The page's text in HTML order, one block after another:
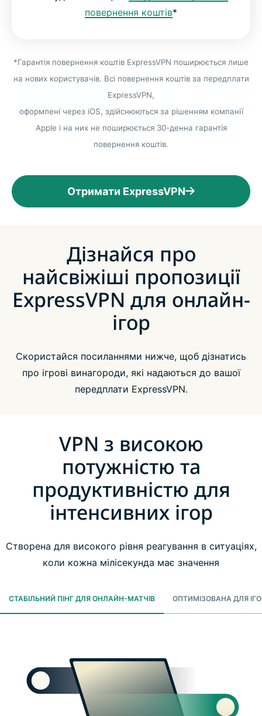
повернення коштів*
*Гарантія повернення коштів ExpressVPN поширюється лише
на нових користувачів. Всі повернення коштів за передплати
ExpressVPN,
оформлені через iOS, здійснюються за рішенням компанії
Apple і на них не поширюється 30-денна гарантія
повернення коштів.
Отримати ExpressVPN
Дізнайся про
найсвіжіші пропозиції
ExpressVPN для онлайн-
ігор
Скористайся посиланнями нижче, щоб дізнатись
про ігрові винагороди, які надаються до вашої
передплати ExpressVPN.
VPN з високою
потужністю та
продуктивністю для
інтенсивних ігор
Створена для високого рівня реагування в ситуаціях,
коли кожна мілісекунда має значення
СТАБІЛЬНИЙ ПІНГ ДЛЯ ОНЛАЙН-МАТЧІВ ОПТИМІЗОВАНА ДЛЯ